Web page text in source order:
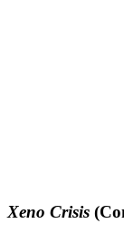
Xeno Crisis